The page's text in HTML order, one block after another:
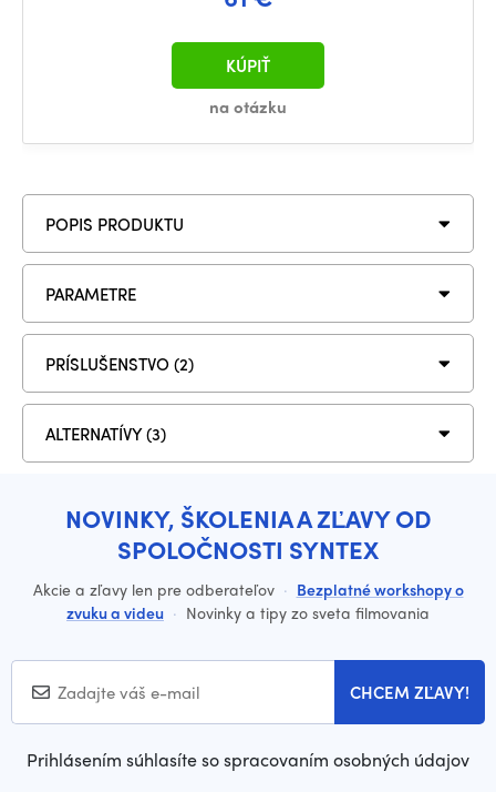
na otázku
KÚPIŤ
POPIS PRODUKTU
PARAMETRE
PRÍSLUŠENSTVO (2)
ALTERNATÍVY (3)
NOVINKY, ŠKOLENIA A ZĽAVY OD
SPOLOČNOSTI SYNTEX
Akcie a zľavy len pre odberateľov · Bezplatné workshopy o
zvuku a videu · Novinky a tipy zo sveta filmovania
CHCEM ZĽAVY!
Prihlásením súhlasíte so spracovaním osobných údajov